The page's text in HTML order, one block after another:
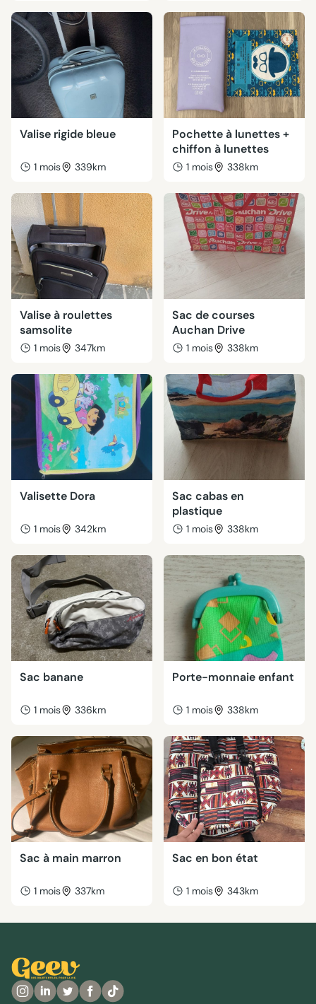
Valise rigide bleue
1 mois 339km
Pochette à lunettes +
chiffon à lunettes
1 mois 338km
Valise à roulettes
samsolite
1 mois 347km
Sac de courses
Auchan Drive
1 mois 338km
Valisette Dora
1 mois 342km
Sac cabas en
plastique
1 mois 338km
Sac banane
1 mois 336km
Porte-monnaie enfant
1 mois 338km
Sac à main marron
1 mois 337km
Sac en bon état
1 mois 343km